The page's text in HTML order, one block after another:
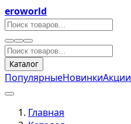
eroworld
Каталог
ПопулярныеНовинкиАкции
Главная